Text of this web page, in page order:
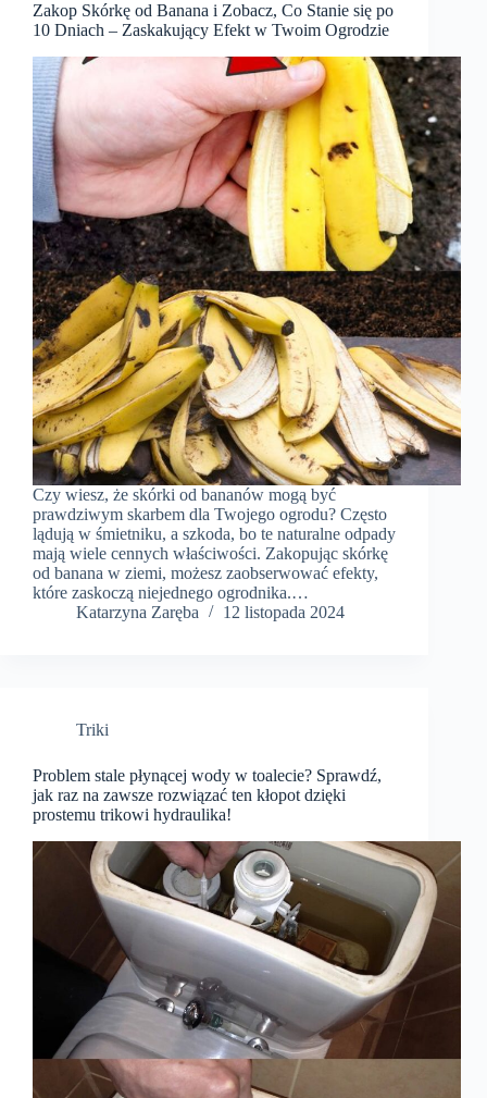
Zakop Skórkę od Banana i Zobacz, Co Stanie się po
10 Dniach – Zaskakujący Efekt w Twoim Ogrodzie
Czy wiesz, że skórki od bananów mogą być
prawdziwym skarbem dla Twojego ogrodu? Często
lądują w śmietniku, a szkoda, bo te naturalne odpady
mają wiele cennych właściwości. Zakopując skórkę
od banana w ziemi, możesz zaobserwować efekty,
które zaskoczą niejednego ogrodnika.…
Katarzyna Zaręba
12 listopada 2024
Triki
Problem stale płynącej wody w toalecie? Sprawdź,
jak raz na zawsze rozwiązać ten kłopot dzięki
prostemu trikowi hydraulika!